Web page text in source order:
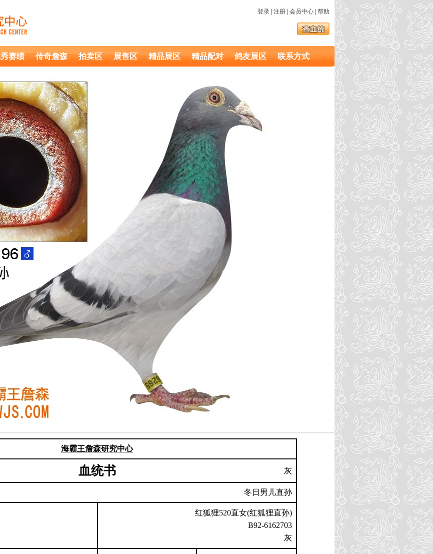
登录 注册 会员中心 帮助
赛绩 传奇詹森 拍卖区 展售区 精品展区 精品配对 鸽友展区 联系方式
海霸王詹森研究中心
血统书 灰
冬日男儿直孙
红狐狸520直女(红狐狸直孙)
B92-6162703
灰